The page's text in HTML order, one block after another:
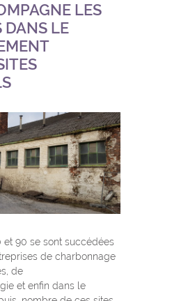
LES
DANS LE
et 90 se sont succédées
de charbonnage
de
et enfin dans le